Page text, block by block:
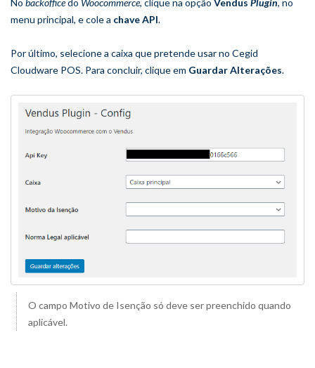
No backofficedo Woocommerce, clique na opção Vendus Plugin, no
menu principal, e cole a chave API.
Por último, selecione a caixa que pretende usar no Cegid
Cloudware POS. Para concluir, clique em Guardar Alterações.
O campo Motivo de Isenção só deve ser preenchido quando
aplicável.